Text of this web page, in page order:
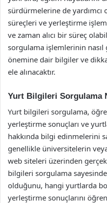
sürdürmelerine de yardımcı
süreçleri ve yerleştirme
ve zaman alıcı bir süreç
sorgulama işlemlerinin
önemine dair bilgiler ve
ele alınacaktır.
Yurt Bilgileri Sorgulama
Yurt bilgileri sorgulama,
yerleştirme sonuçları ve
hakkında bilgi edinmelerini
genellikle üniversitelerin
web siteleri üzerinden
bilgileri sorgulama
olduğunu, hangi yurtlarda
yerleştirme sonuçlarını